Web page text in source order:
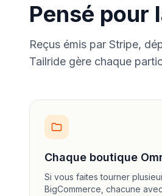
Pensé pour
Reçus émis par Stripe,
Tailride gère chaque
Chaque boutique
Si vous faites tourner
BigCommerce, chacune